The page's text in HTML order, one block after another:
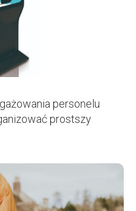
personelu
prostszy